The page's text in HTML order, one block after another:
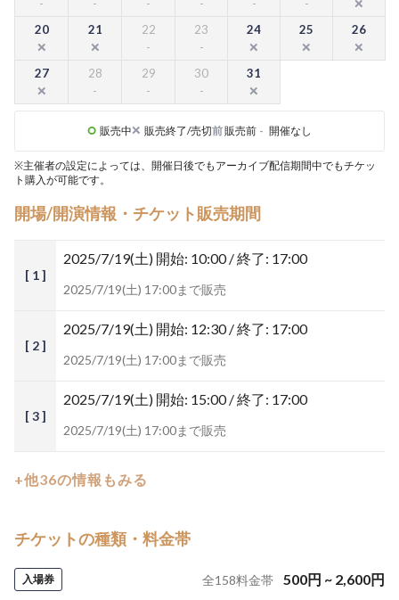
20 21 22 23 24 25 26
27 28 29 30 31
販売中 販売終了/売切前販売前 - 開催なし
※主催者の設定によっては、開催日後でもアーカイブ配信期間中でもチケッ
ト購入が可能です。
開場/開演情報・チケット販売期間
[ 1 ]
2025/7/19(土) 開始: 10:00 / 終了: 17:00
2025/7/19(土) 17:00まで販売
[ 2 ]
2025/7/19(土) 開始: 12:30 / 終了: 17:00
2025/7/19(土) 17:00まで販売
[ 3 ]
2025/7/19(土) 開始: 15:00 / 終了: 17:00
2025/7/19(土) 17:00まで販売
+他36の情報もみる
チケットの種類・料金帯
入場券 全158料金帯 500円 ~ 2,600円